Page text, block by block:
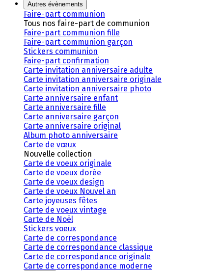
Autres évènements
Faire-part communion
Tous nos faire-part de communion
Faire-part communion fille
Faire-part communion garçon
Stickers communion
Faire-part confirmation
Carte invitation anniversaire adulte
Carte invitation anniversaire originale
Carte invitation anniversaire photo
Carte anniversaire enfant
Carte anniversaire fille
Carte anniversaire garçon
Carte anniversaire original
Album photo anniversaire
Carte de vœux
Nouvelle collection
Carte de voeux originale
Carte de voeux dorée
Carte de voeux design
Carte de voeux Nouvel an
Carte joyeuses fêtes
Carte de voeux vintage
Carte de Noël
Stickers voeux
Carte de correspondance
Carte de correspondance classique
Carte de correspondance originale
Carte de correspondance moderne